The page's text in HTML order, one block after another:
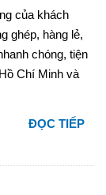
của khách
ghép, hàng lẻ,
chóng, tiện
Chí Minh và
ĐỌC TIẾP